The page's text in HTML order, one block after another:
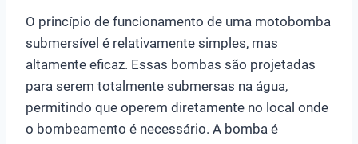
O princípio de funcionamento de uma motobomba
submersível é relativamente simples, mas
altamente eficaz. Essas bombas são projetadas
para serem totalmente submersas na água,
permitindo que operem diretamente no local onde
o bombeamento é necessário. A bomba é